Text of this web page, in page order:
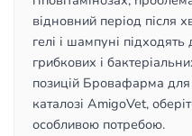
відновний період після
гелі і шампуні
грибкових і
позицій Бровафарма для
каталозі AmigoVet,
особливою потребою.